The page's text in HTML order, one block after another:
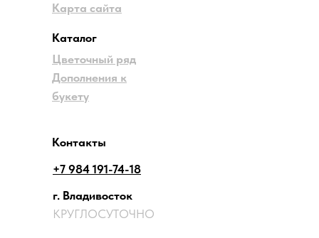
Карта сайта
Контакты
г. Владивосток
КРУГЛОСУТОЧНО
+7 984 191-74-18
Каталог
Цветочный ряд
Дополнения к
букету